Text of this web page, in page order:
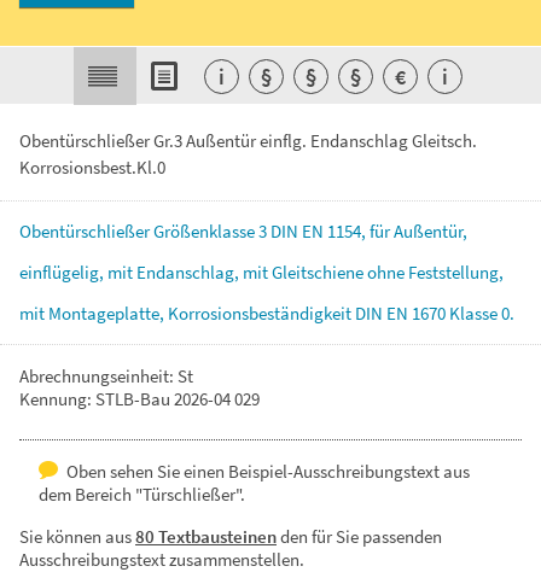
Obentürschließer Gr.3 Außentür einflg. Endanschlag Gleitsch.
Korrosionsbest.Kl.0
ObentürschließerGrößenklasse3 DIN EN 1154, fürAußentür,
einflügelig, mit Endanschlag, mitGleitschieneohne Feststellung,
mit Montageplatte, Korrosionsbeständigkeit DIN EN 1670 Klasse0.
Abrechnungseinheit: St
Kennung: STLB-Bau 2026-04 029
Oben sehen Sie einen Beispiel-Ausschreibungstext aus
dem Bereich "Türschließer".
Sie können aus80 Textbausteinenden für Sie passenden
Ausschreibungstext zusammenstellen.
i § § § € i